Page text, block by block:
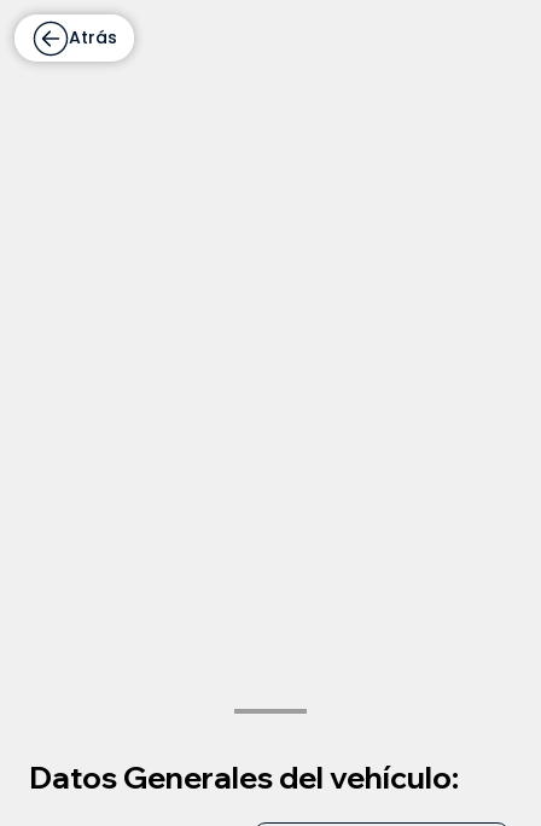
Datos Generales del vehículo:
Atrás